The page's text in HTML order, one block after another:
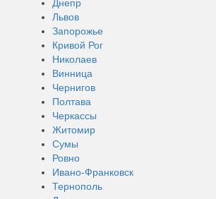
Днепр
Львов
Запорожье
Кривой Рог
Николаев
Винница
Чернигов
Полтава
Черкассы
Житомир
Сумы
Ровно
Ивано-Франковск
Тернополь